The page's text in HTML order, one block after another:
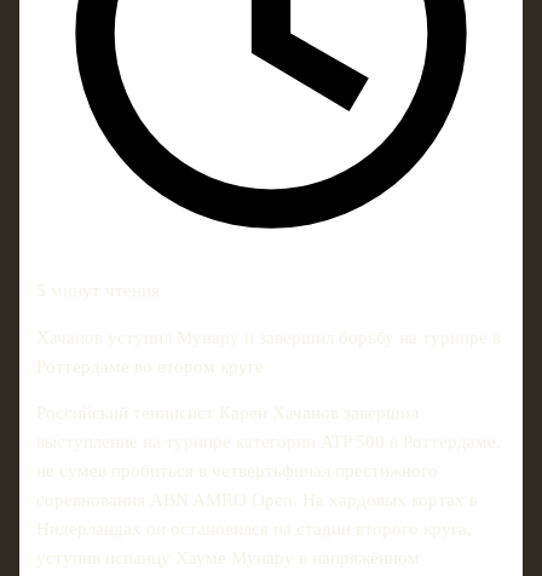
5 минут чтения
Хачанов уступил Мунару и завершил борьбу на турнире в
Роттердаме во втором круге
Российский теннисист Карен Хачанов завершил
выступление на турнире категории ATP 500 в Роттердаме,
не сумев пробиться в четвертьфинал престижного
соревнования ABN AMRO Open. На хардовых кортах в
Нидерландах он остановился на стадии второго круга,
уступив испанцу Хауме Мунару в напряжённом